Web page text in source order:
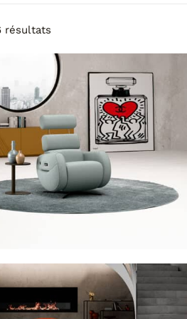
résultats
PM03 MALIBU